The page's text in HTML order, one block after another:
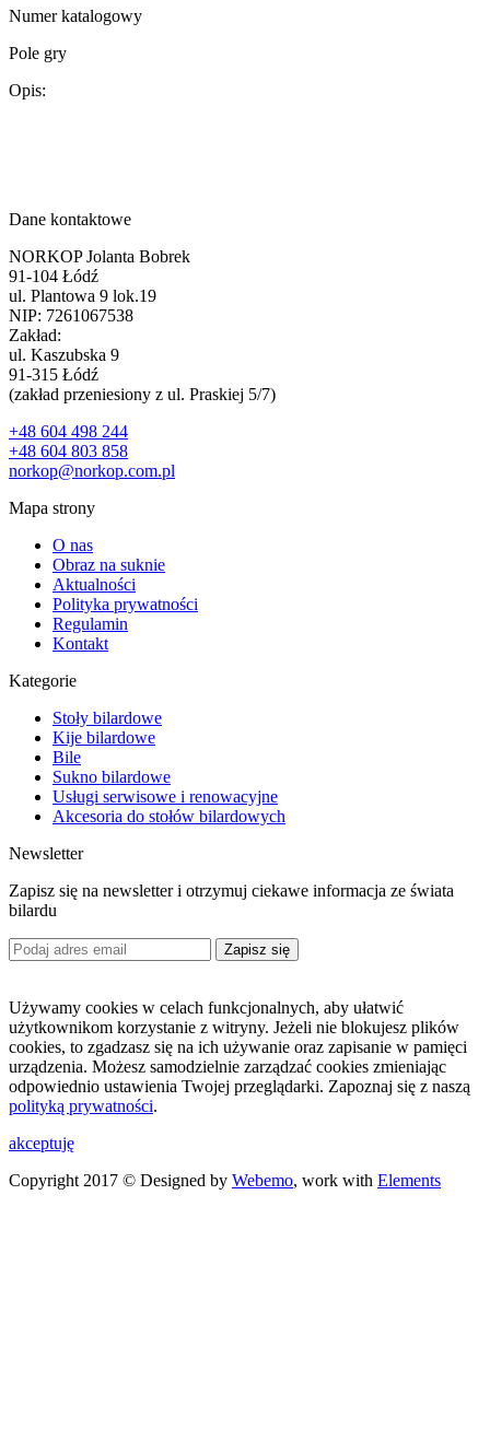
Numer katalogowy
Pole gry
Opis:
Dane kontaktowe
NORKOP Jolanta Bobrek
91-104 Łódź
ul. Plantowa 9 lok.19
NIP: 7261067538
Zakład:
ul. Kaszubska 9
91-315 Łódź
(zakład przeniesiony z ul. Praskiej 5/7)
+48 604 498 244
+48 604 803 858
norkop@norkop.com.pl
Mapa strony
O nas
Obraz na suknie
Aktualności
Polityka prywatności
Regulamin
Kontakt
Kategorie
Stoły bilardowe
Kije bilardowe
Bile
Sukno bilardowe
Usługi serwisowe i renowacyjne
Akcesoria do stołów bilardowych
Newsletter
Zapisz się na newsletter i otrzymuj ciekawe informacja ze świata
bilardu
Zapisz się
Używamy cookies w celach funkcjonalnych, aby ułatwić
użytkownikom korzystanie z witryny. Jeżeli nie blokujesz plików
cookies, to zgadzasz się na ich używanie oraz zapisanie w pamięci
urządzenia. Możesz samodzielnie zarządzać cookies zmieniając
odpowiednio ustawienia Twojej przeglądarki. Zapoznaj się z naszą
polityką prywatności.
akceptuję
Copyright 2017 © Designed by Webemo, work with Elements